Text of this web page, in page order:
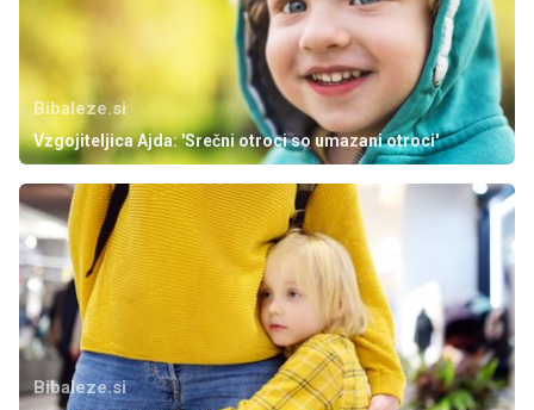
Bibaleze.si
Vzgojiteljica Ajda: 'Srečni otroci so umazani otroci'
Bibaleze.si